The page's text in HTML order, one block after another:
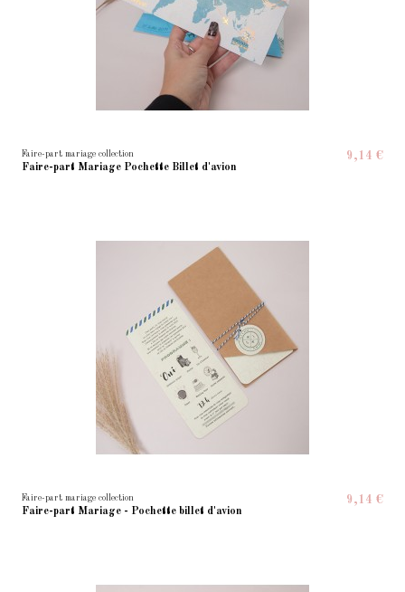
Faire-part mariage collection
Faire-part Mariage Pochette Billet d'avion
9,14 €
Faire-part mariage collection
Faire-part Mariage - Pochette billet d'avion
9,14 €